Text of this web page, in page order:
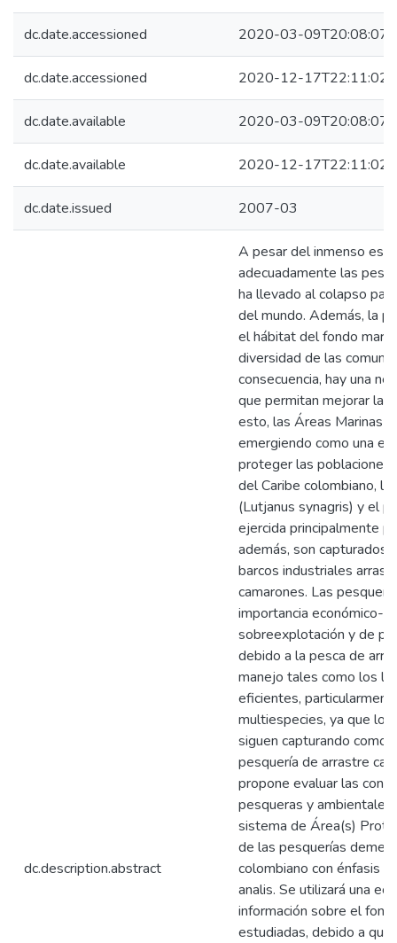
dc.date.accessioned 2020-03-09T20:08:07Z
dc.date.accessioned 2020-12-17T22:11:02Z
dc.date.available 2020-03-09T20:08:07Z
dc.date.available 2020-12-17T22:11:02Z
dc.date.issued 2007-03
dc.description.abstract
A pesar del inmenso
adecuadamente las
ha llevado al colapso
del mundo. Además, la
el hábitat del fondo
diversidad de las
consecuencia, hay una
que permitan mejorar la
esto, las Áreas Marinas
emergiendo como una
proteger las poblaciones
del Caribe colombiano,
(Lutjanus synagris) y el
ejercida principalmente
además, son capturados
barcos industriales
camarones. Las
importancia económico-
sobreexplotación y de
debido a la pesca de
manejo tales como los
eficientes,
multiespecies, ya que
siguen capturando como
pesquería de arrastre
propone evaluar las
pesqueras y
sistema de Área(s)
de las pesquerías
colombiano con énfasis
analis. Se utilizará una
información sobre el
estudiadas, debido a